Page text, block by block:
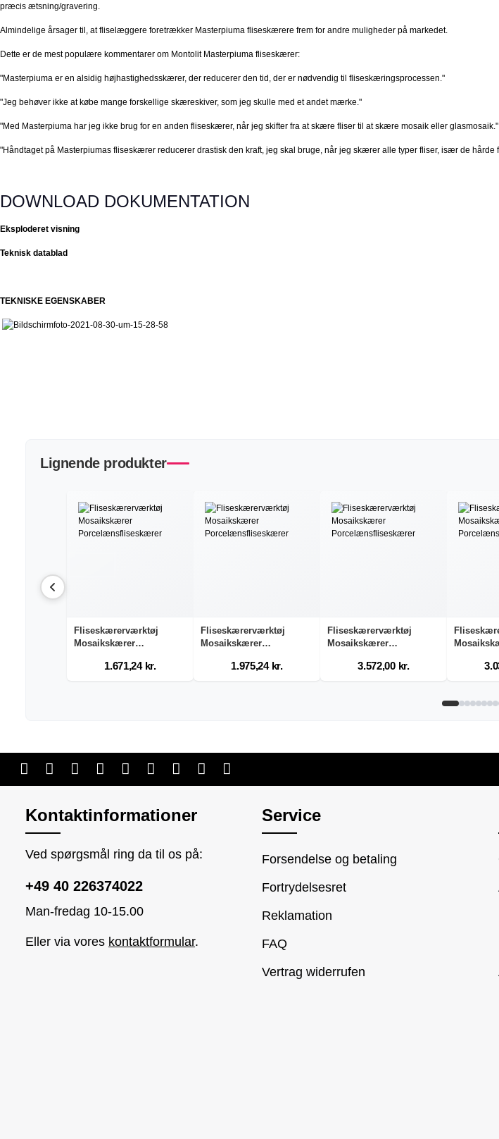
præcis ætsning/gravering.
Almindelige årsager til, at fliselæggere foretrækker Masterpiuma fliseskærere frem for andre muligheder på markedet.
Dette er de mest populære kommentarer om Montolit Masterpiuma fliseskærer:
"Masterpiuma er en alsidig højhastighedsskærer, der reducerer den tid, der er nødvendig til fliseskæringsprocessen."
"Jeg behøver ikke at købe mange forskellige skæreskiver, som jeg skulle med et andet mærke."
"Med Masterpiuma har jeg ikke brug for en anden fliseskærer, når jeg skifter fra at skære fliser til at skære mosaik eller glasmosaik."
"Håndtaget på Masterpiumas fliseskærer reducerer drastisk den kraft, jeg skal bruge, når jeg skærer alle typer fliser, især de
DOWNLOAD DOKUMENTATION
Eksploderet visning
Teknisk datablad
TEKNISKE EGENSKABER
Lignende produkter
Fliseskærerværktøj
Mosaikskærer
1.671,24 kr.
Fliseskærerværktøj
Mosaikskærer
1.975,24 kr.
Fliseskærerværktøj
Mosaikskærer
3.572,00 kr.
Kontaktinformationer
Ved spørgsmål ring da til os på:
+49 40 226374022
Man-fredag 10-15.00
Eller via vores kontaktformular.
Service
Forsendelse og betaling
Fortrydelsesret
Reklamation
FAQ
Vertrag widerrufen